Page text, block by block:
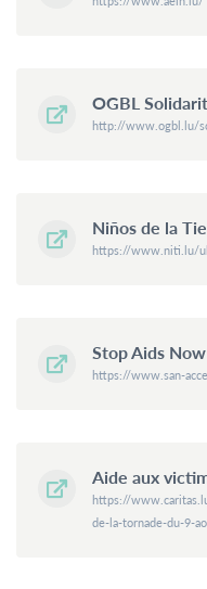
OGBL
http://www.ogbl.lu/
Niños de la
https://www.niti.lu/
Stop Aids Now
https://www.san-
Aide aux
https://
de-la-tornade-du-9-